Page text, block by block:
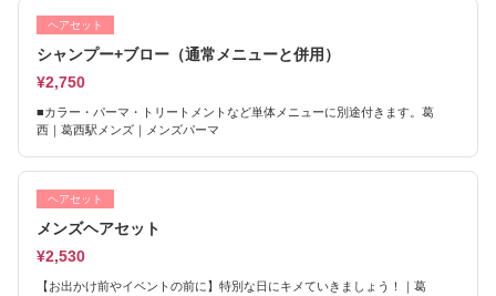
ヘアセット
シャンプー+ブロー（通常メニューと併用）
¥2,750
■カラー・パーマ・トリートメントなど単体メニューに別途付きます。葛
西｜葛西駅メンズ｜メンズパーマ
ヘアセット
メンズヘアセット
¥2,530
【お出かけ前やイベントの前に】特別な日にキメていきましょう！｜葛